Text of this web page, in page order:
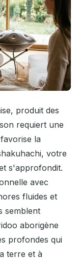
produit des
requiert une
la
votre
s'approfondit.
avec
fluides et
semblent
aborigène
profondes qui
terre et à